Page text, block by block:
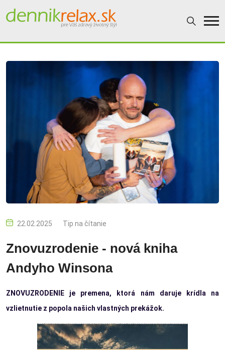
22.02.2025 Tip na čítanie
Znovuzrodenie - nová kniha
Andyho Winsona
ZNOVUZRODENIE je premena, ktorá nám daruje krídla na
vzlietnutie z popola našich vlastných prekážok.